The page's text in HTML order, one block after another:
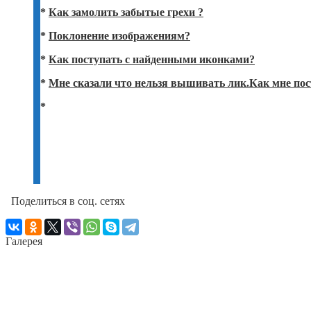
* Как замолить забытые грехи ?
* Поклонение изображениям?
* Как поступать с найденными иконками?
* Мне сказали что нельзя вышивать лик.Как мне
*
Поделиться в соц. сетях
Галерея